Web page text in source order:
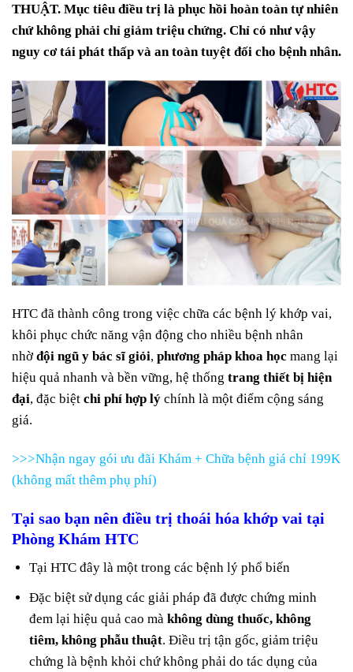
THUẬT. Mục tiêu điều trị là phục hồi hoàn toàn tự nhiên
chứ không phải chỉ giảm triệu chứng. Chỉ có như vậy
nguy cơ tái phát thấp và an toàn tuyệt đối cho bệnh nhân.
HTC đã thành công trong việc chữa các bệnh lý khớp vai,
khôi phục chức năng vận động cho nhiều bệnh nhân
nhờđội ngũ y bác sĩ giỏi, phương pháp khoa học mang lại
hiệu quả nhanh và bền vững, hệ thống trang thiết bị hiện
đại, đặc biệt chi phí hợp lý chính là một điểm cộng sáng
giá.
>>>Nhận ngay gói ưu đãi Khám + Chữa bệnh giá chỉ 199K
(không mất thêm phụ phí)
Tại sao bạn nên điều trị thoái hóa khớp vai tại
Phòng Khám HTC
Tại HTC đây là một trong các bệnh lý phổ biến
Đặc biệt sử dụng các giải pháp đã được chứng minh
đem lại hiệu quả cao màkhông dùng thuốc, không
tiêm, không phẫu thuật. Điều trị tận gốc, giảm triệu
chứng là bệnh khỏi chứ không phải do tác dụng của